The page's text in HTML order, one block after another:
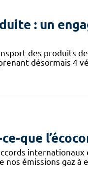
: un
des produits
désormais 4
que
émissions gaz à